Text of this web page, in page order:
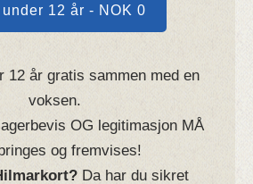
under 12 år - NOK 0
12 år gratis sammen med en
voksen.
OG legitimasjon MÅ
og fremvises!
Da har du sikret